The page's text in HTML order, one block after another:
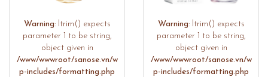
Warning: ltrim() expects
parameter 1 to be string,
object given in
/www/wwwroot/sanose.vn/w
p-includes/formatting.php
Warning: ltrim() expects
parameter 1 to be string,
object given in
/www/wwwroot/sanose.vn/w
p-includes/formatting.php